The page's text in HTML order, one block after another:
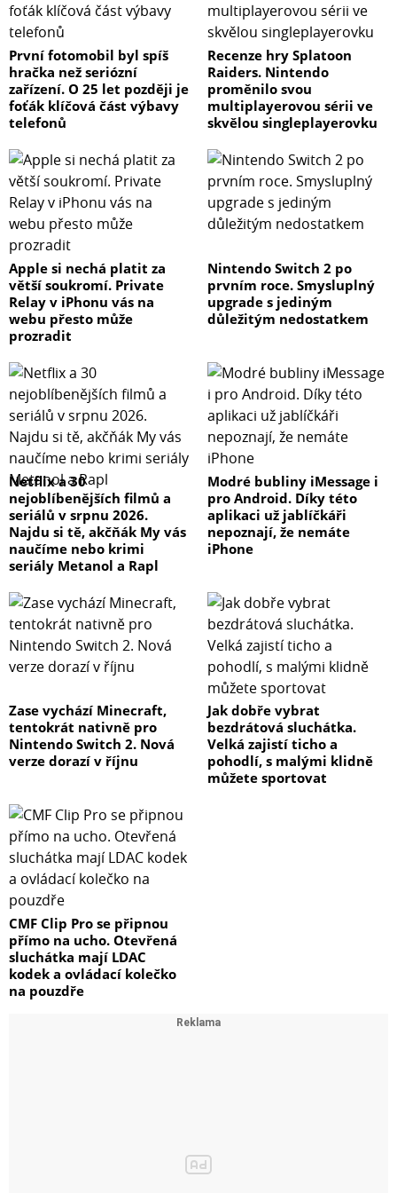
- Snadná aplikace bez vzduchových bublin
- 100% originální reakce na dotyk a vysoká citlivost
- Classic Fit | Scratch Resistant = Chrání vaše zařízení
každodenního života.
- Odolnost proti nárazům = chrání vaše zařízení před
každodenními nárazy, pády a prasknutím obrazovky.
- Delší životnost
- Platinová pevnost - velmi silné = Platinová pevnost je
nejlepší přítel zařízení.
- Antibakteriální = Prokazatelně ničí až 99,99 % všech
běžných povrchových bakterií v souladu s normami ISO
22196 a JIS Z 2801.
- Odolné proti otiskům prstů = Odpuzuje olej a vodu,
čímž redukuje stopy otisků prstů i nečistot,
dezinfekčního gelu a krému na ruce.
Produktové video PanzerGlass pro řadu iPhone 14
Obsah balení:
- Ochranné sklo PanzerGlass™
- Unikátní sériové číslo skla v balení nebo zadní straně
- Vlhčený ubrousek
- Pomůcka pro odstranění prachových částic
- Manuál pro aplikaci ochranného skla
„Věděli jste, že na mobilních zařízeních je
mnohonásobně více bakterií než na záchodovém
prkénku?
Chraňte své zdraví pomocí antibakteriálního přípravku
s nejvyšší účinností. Používejte pravidelně přípravek
PanzerGlass Spray Twice a Day. Zbavit se bakterií z
První fotomobil byl spíš
hračka než seriózní
zařízení. O 25 let později je
foťák klíčová část výbavy
telefonů
Recenze hry Splatoon
Raiders. Nintendo
proměnilo svou
multiplayerovou sérii ve
skvělou singleplayerovku
Apple si nechá platit za
větší soukromí. Private
Relay v iPhonu vás na
webu přesto může
prozradit
Nintendo Switch 2 po
prvním roce. Smysluplný
upgrade s jediným
důležitým nedostatkem
Netflix a 30
nejoblíbenějších filmů a
seriálů v srpnu 2026.
Najdu si tě, akčňák My vás
naučíme nebo krimi
seriály Metanol a Rapl
Modré bubliny iMessage i
pro Android. Díky této
aplikaci už jablíčkáři
nepoznají, že nemáte
iPhone
Zase vychází Minecraft,
tentokrát nativně pro
Nintendo Switch 2. Nová
verze dorazí v říjnu
Jak dobře vybrat
bezdrátová sluchátka.
Velká zajistí ticho a
pohodlí, s malými klidně
můžete sportovat
CMF Clip Pro se připnou
přímo na ucho. Otevřená
sluchátka mají LDAC
kodek a ovládací kolečko
na pouzdře